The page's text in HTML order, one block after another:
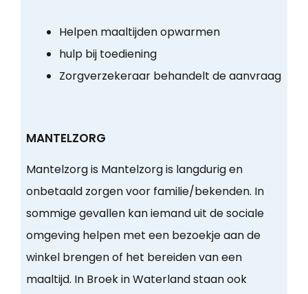
Helpen maaltijden opwarmen
hulp bij toediening
Zorgverzekeraar behandelt de aanvraag
MANTELZORG
Mantelzorg is Mantelzorg is langdurig en
onbetaald zorgen voor familie/bekenden. In
sommige gevallen kan iemand uit de sociale
omgeving helpen met een bezoekje aan de
winkel brengen of het bereiden van een
maaltijd. In Broek in Waterland staan ook